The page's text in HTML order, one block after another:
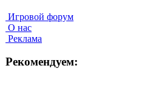
Игровой форум
О нас
Реклама
Рекомендуем: